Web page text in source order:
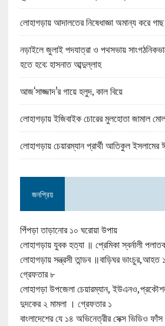
লোহাগড়ায় আদালতের নিষেধাজ্ঞা অমান্য করে
নড়াইলে জুলাই পদযাত্রা ও পথসভায়
হতে হবে: হাসনাত আব্দুল্লাহ
আজ‘সাজ্জাদ’র গায়ে হলুদ, কাল বিয়ে
লোহাগড়ায় ইজিবাইক চোরের মুলহোতা জামাল
লোহাগড়ায় চেয়ারম্যান প্রার্থী আতিকুল ইসলামের
জনপ্রিয়
পিঁপড়া তাড়ানোর ১০ ঘরোয়া উপায়
লোহাগড়ায় যুবক হত্যা ॥ প্রেমিকা স্বর্নালী
লোহাগড়ায় সন্ত্রসী তান্ডব ॥বাড়িঘর ভাংচুর,আহত
গ্রেফতার ৮
লোহাগড়া উপজেলা চেয়ারম্যান,
দুদকের ২ মামলা । গ্রেফতার ১
বাংলাদেশের যে ১৪ অভিনেত্রীর সেক্স ভিডিও